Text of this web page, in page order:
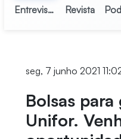
Entrevistas Revista
seg, 7 junho 2021
Bolsas
Unifor.